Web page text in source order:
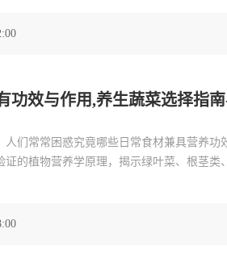
功效与作用,养生蔬菜选择指
人们常常困惑究竟哪些日常食材兼具营养
证的植物营养学原理，揭示绿叶菜、根茎